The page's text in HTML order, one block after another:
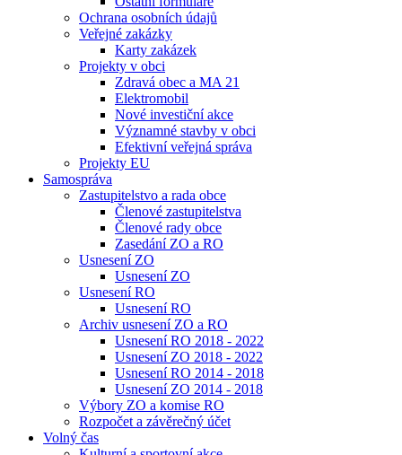
Ochrana osobních údajů
Veřejné zakázky
Karty zakázek
Projekty v obci
Zdravá obec a MA 21
Elektromobil
Nové investiční akce
Významné stavby v obci
Efektivní veřejná správa
Projekty EU
Samospráva
Zastupitelstvo a rada obce
Členové zastupitelstva
Členové rady obce
Zasedání ZO a RO
Usnesení ZO
Usnesení ZO
Usnesení RO
Usnesení RO
Archiv usnesení ZO a RO
Usnesení RO 2018 - 2022
Usnesení ZO 2018 - 2022
Usnesení RO 2014 - 2018
Usnesení ZO 2014 - 2018
Výbory ZO a komise RO
Rozpočet a závěrečný účet
Volný čas